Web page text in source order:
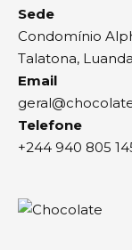
Sede
Condomínio
Talatona,
Email
Telefone
+244 940 805